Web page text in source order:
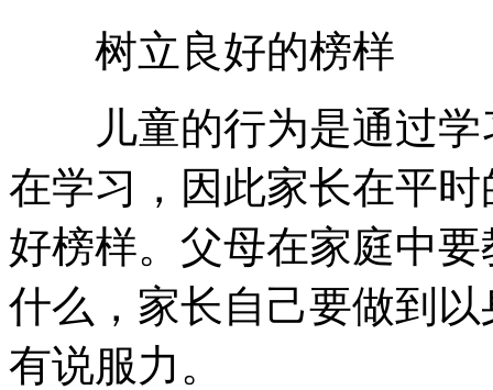
树立良好的榜样
儿童的行为是通过学
在学习，因此家长在平
好榜样。父母在家庭中
什么，家长自己要做到
有说服力。